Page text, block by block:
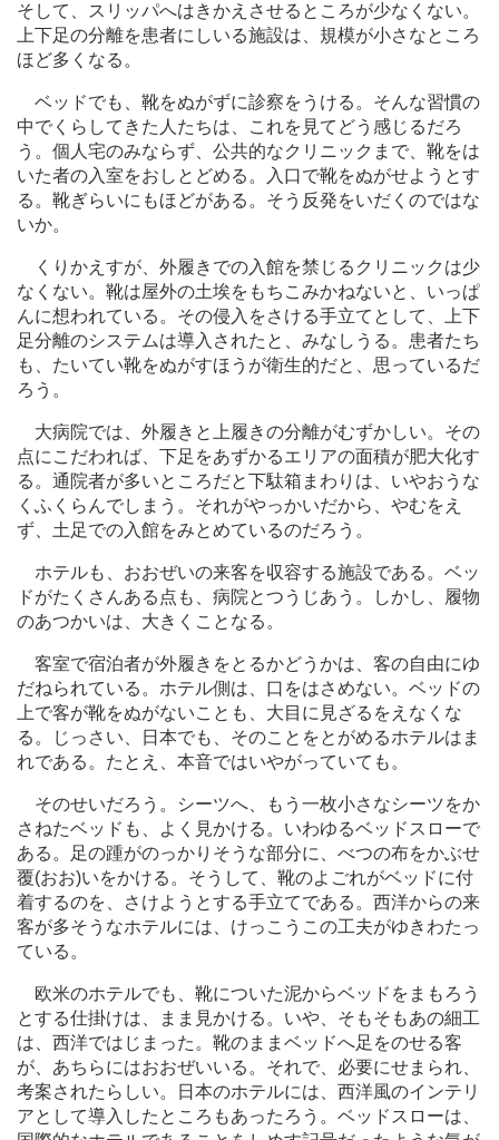
そして、スリッパへはきかえさせるところが少なくない。
上下足の分離を患者にしいる施設は、規模が小さなところ
ほど多くなる。
ベッドでも、靴をぬがずに診察をうける。そんな習慣の
中でくらしてきた人たちは、これを見てどう感じるだろ
う。個人宅のみならず、公共的なクリニックまで、靴をは
いた者の入室をおしとどめる。入口で靴をぬがせようとす
る。靴ぎらいにもほどがある。そう反発をいだくのではな
いか。
くりかえすが、外履きでの入館を禁じるクリニックは少
なくない。靴は屋外の土埃をもちこみかねないと、いっぱ
んに想われている。その侵入をさける手立てとして、上下
足分離のシステムは導入されたと、みなしうる。患者たち
も、たいてい靴をぬがすほうが衛生的だと、思っているだ
ろう。
大病院では、外履きと上履きの分離がむずかしい。その
点にこだわれば、下足をあずかるエリアの面積が肥大化す
る。通院者が多いところだと下駄箱まわりは、いやおうな
くふくらんでしまう。それがやっかいだから、やむをえ
ず、土足での入館をみとめているのだろう。
ホテルも、おおぜいの来客を収容する施設である。ベッ
ドがたくさんある点も、病院とつうじあう。しかし、履物
のあつかいは、大きくことなる。
客室で宿泊者が外履きをとるかどうかは、客の自由にゆ
だねられている。ホテル側は、口をはさめない。ベッドの
上で客が靴をぬがないことも、大目に見ざるをえなくな
る。じっさい、日本でも、そのことをとがめるホテルはま
れである。たとえ、本音ではいやがっていても。
そのせいだろう。シーツへ、もう一枚小さなシーツをか
さねたベッドも、よく見かける。いわゆるベッドスローで
ある。足の踵がのっかりそうな部分に、べつの布をかぶせ
覆(おお)いをかける。そうして、靴のよごれがベッドに付
着するのを、さけようとする手立てである。西洋からの来
客が多そうなホテルには、けっこうこの工夫がゆきわたっ
ている。
欧米のホテルでも、靴についた泥からベッドをまもろう
とする仕掛けは、まま見かける。いや、そもそもあの細工
は、西洋ではじまった。靴のままベッドへ足をのせる客
が、あちらにはおおぜいいる。それで、必要にせまられ、
考案されたらしい。日本のホテルには、西洋風のインテリ
アとして導入したところもあったろう。ベッドスローは、